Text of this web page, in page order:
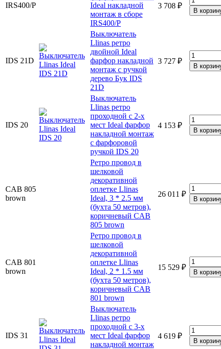
IRS400/P
Ideal накладной
монтаж в сборе
IRS400/P
3 708 ₽
IDS 21D
Выключатель
Llinas ретро
двойной Ideal
фарфор накладной
монтаж с ручкой
дерево Бук IDS
21D
3 727 ₽
IDS 20
Выключатель
Llinas ретро
проходной с 2-х
мест Ideal фарфор
накладной монтаж
с фарфоровой
ручкой IDS 20
4 153 ₽
CAB 805
brown
Ретро провод в
шелковой
декоративной
оплетке Llinas
Ideal, 3 * 2.5 мм
(бухта 50 метров),
коричневый CAB
805 brown
26 011 ₽
CAB 801
brown
Ретро провод в
шелковой
декоративной
оплетке Llinas
Ideal, 2 * 1.5 мм
(бухта 50 метров),
коричневый CAB
801 brown
15 529 ₽
IDS 31
Выключатель
Llinas ретро
проходной с 3-х
мест Ideal фарфор
накладной монтаж
4 619 ₽